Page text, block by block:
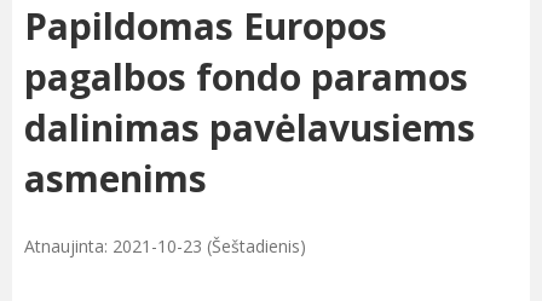
Papildomas Europos
pagalbos fondo paramos
dalinimas pavėlavusiems
asmenims
Atnaujinta: 2021-10-23 (Šeštadienis)